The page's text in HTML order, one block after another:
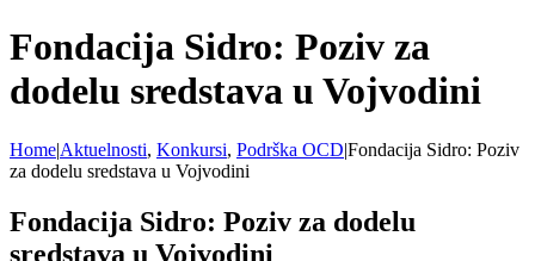
Fondacija Sidro: Poziv za
dodelu sredstava u Vojvodini
Home|Aktuelnosti, Konkursi, Podrška OCD|Fondacija Sidro: Poziv
za dodelu sredstava u Vojvodini
Fondacija Sidro: Poziv za dodelu
sredstava u Vojvodini